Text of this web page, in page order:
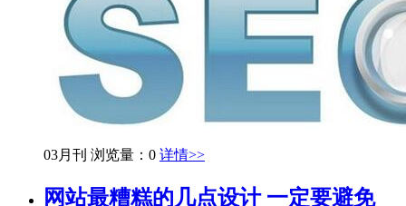
03月刊 浏览量：0 详情>>
网站最糟糕的几点设计 一定要避免